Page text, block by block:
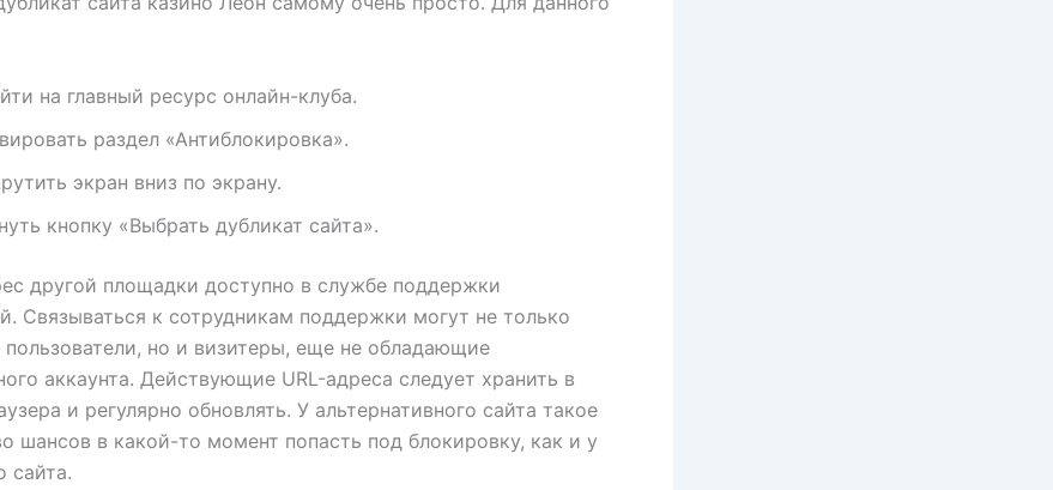
на главный ресурс онлайн-клуба.
раздел «Антиблокировка».
экран вниз по экрану.
кнопку «Выбрать дубликат сайта».
другой площадки доступно в службе поддержки
Связываться к сотрудникам поддержки могут не только
но и визитеры, еще не обладающие
аккаунта. Действующие URL-адреса следует хранить в
и регулярно обновлять. У альтернативного сайта такое
шансов в какой-то момент попасть под блокировку, как и у
сайта.